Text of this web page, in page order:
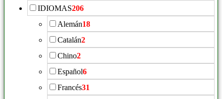
IDIOMAS206
Alemán18
Catalán2
Chino2
Español6
Francés31